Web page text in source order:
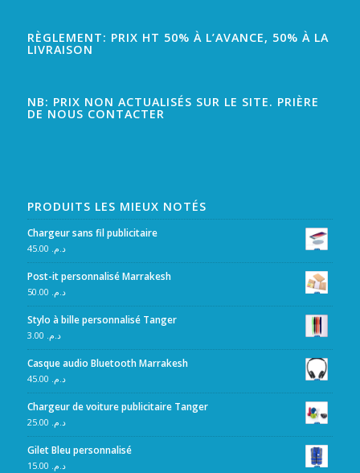
RÈGLEMENT: PRIX HT 50% À L’AVANCE, 50% À LA
LIVRAISON
NB: PRIX NON ACTUALISÉS SUR LE SITE. PRIÈRE
DE NOUS CONTACTER
PRODUITS LES MIEUX NOTÉS
Chargeur sans fil publicitaire
د.م.
Post-it personnalisé Marrakesh
د.م.
Stylo à bille personnalisé Tanger
د.م.
Casque audio Bluetooth Marrakesh
د.م.
Chargeur de voiture publicitaire Tanger
د.م.
Gilet Bleu personnalisé
د.م.